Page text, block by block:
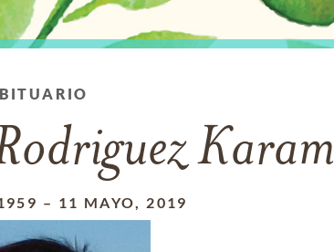
Karam
– 11 MAYO, 2019